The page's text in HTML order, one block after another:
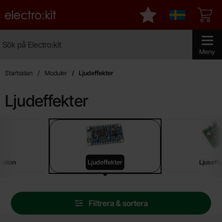
Meny
Startsidan för Electro:kit
Sverige
Mina favoriter
Startsidan Moduler Ljudeffekter
Ljudeffekter
Underkategorier
Ljudeffekter
Hoppa
över
filtersektionen
Filtrera & sortera